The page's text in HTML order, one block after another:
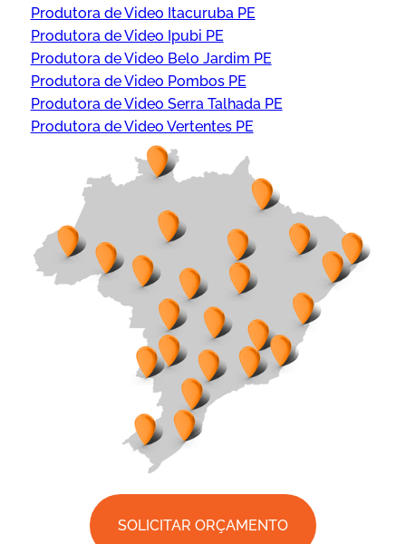
Produtora de Video Itacuruba PE
Produtora de Video Ipubi PE
Produtora de Video Belo Jardim PE
Produtora de Video Pombos PE
Produtora de Video Serra Talhada PE
Produtora de Video Vertentes PE
SOLICITAR ORÇAMENTO